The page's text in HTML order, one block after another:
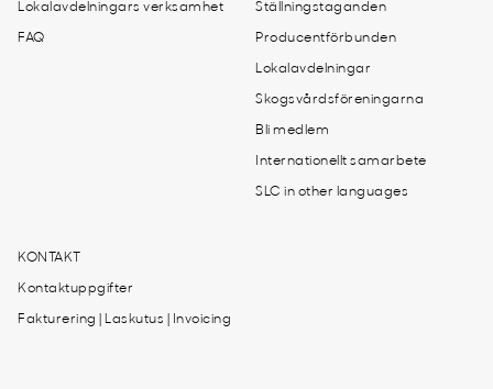
Lokalavdelningars verksamhet
FAQ
Ställningstaganden
Producentförbunden
Lokalavdelningar
Skogsvårdsföreningarna
Bli medlem
Internationellt samarbete
SLC in other languages
KONTAKT
Kontaktuppgifter
Fakturering | Laskutus | Invoicing